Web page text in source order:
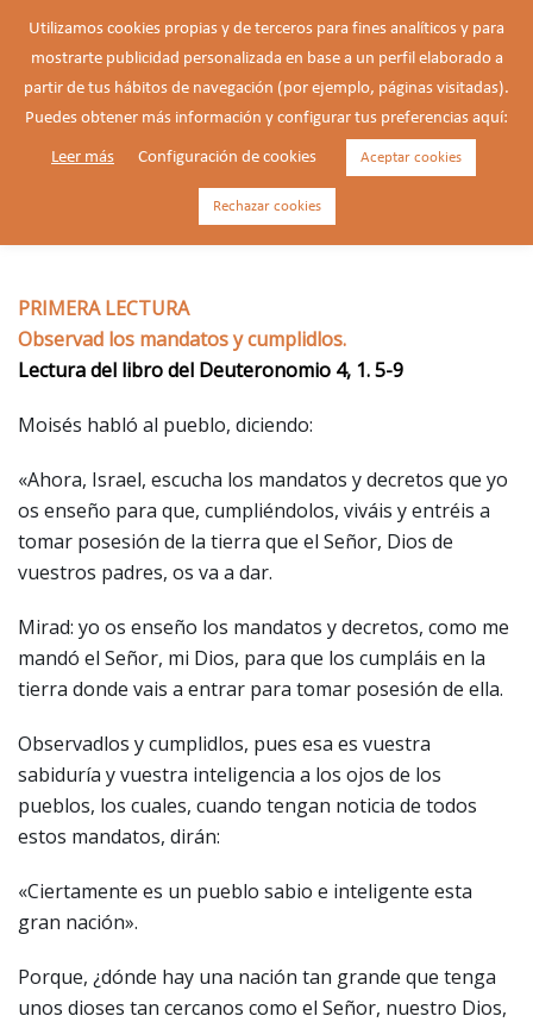
11/03/2026 – Miércoles de la 3ª
semana de Cuaresma.
PRIMERA LECTURA
Observad los mandatos y cumplidlos.
Lectura del libro del Deuteronomio 4, 1. 5-9
Moisés habló al pueblo, diciendo:
«Ahora, Israel, escucha los mandatos y decretos que yo
os enseño para que, cumpliéndolos, viváis y entréis a
tomar posesión de la tierra que el Señor, Dios de
vuestros padres, os va a dar.
Mirad: yo os enseño los mandatos y decretos, como me
mandó el Señor, mi Dios, para que los cumpláis en la
tierra donde vais a entrar para tomar posesión de ella.
Observadlos y cumplidlos, pues esa es vuestra
sabiduría y vuestra inteligencia a los ojos de los
pueblos, los cuales, cuando tengan noticia de todos
estos mandatos, dirán:
«Ciertamente es un pueblo sabio e inteligente esta
gran nación».
Porque, ¿dónde hay una nación tan grande que tenga
unos dioses tan cercanos como el Señor, nuestro Dios,
Utilizamos cookies propias y de terceros para fines analíticos y para
mostrarte publicidad personalizada en base a un perfil elaborado a
partir de tus hábitos de navegación (por ejemplo, páginas visitadas).
Puedes obtener más información y configurar tus preferencias aquí:
Leer más Configuración de cookies Aceptar cookies
Rechazar cookies